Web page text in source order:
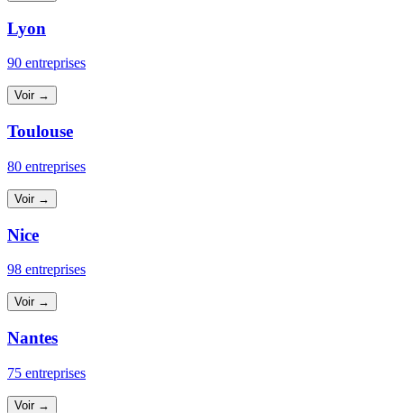
Lyon
90 entreprises
Voir →
Toulouse
80 entreprises
Voir →
Nice
98 entreprises
Voir →
Nantes
75 entreprises
Voir →